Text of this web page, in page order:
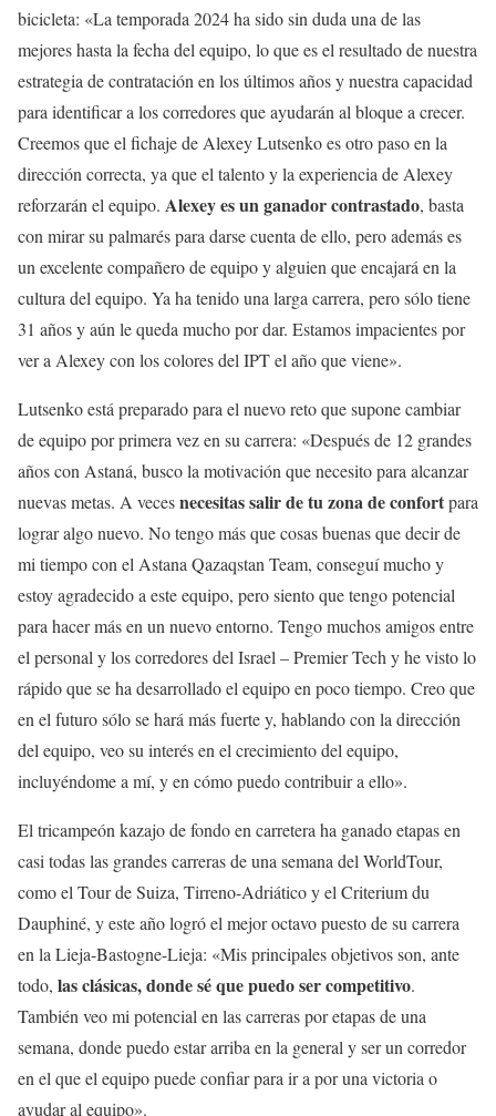
bicicleta: «La temporada 2024 ha sido sin duda una de las
mejores hasta la fecha del equipo, lo que es el resultado de nuestra
estrategia de contratación en los últimos años y nuestra capacidad
para identificar a los corredores que ayudarán al bloque a crecer.
Creemos que el fichaje de Alexey Lutsenko es otro paso en la
dirección correcta, ya que el talento y la experiencia de Alexey
reforzarán el equipo. Alexey es un ganador contrastado, basta
con mirar su palmarés para darse cuenta de ello, pero además es
un excelente compañero de equipo y alguien que encajará en la
cultura del equipo. Ya ha tenido una larga carrera, pero sólo tiene
31 años y aún le queda mucho por dar. Estamos impacientes por
ver a Alexey con los colores del IPT el año que viene».
Lutsenko está preparado para el nuevo reto que supone cambiar
de equipo por primera vez en su carrera: «Después de 12 grandes
años con Astaná, busco la motivación que necesito para alcanzar
nuevas metas. A vecesnecesitas salir de tu zona de confortpara
lograr algo nuevo. No tengo más que cosas buenas que decir de
mi tiempo con el Astana Qazaqstan Team, conseguí mucho y
estoy agradecido a este equipo, pero siento que tengo potencial
para hacer más en un nuevo entorno. Tengo muchos amigos entre
el personal y los corredores del Israel – Premier Tech y he visto lo
rápido que se ha desarrollado el equipo en poco tiempo. Creo que
en el futuro sólo se hará más fuerte y, hablando con la dirección
del equipo, veo su interés en el crecimiento del equipo,
incluyéndome a mí, y en cómo puedo contribuir a ello».
El tricampeón kazajo de fondo en carretera ha ganado etapas en
casi todas las grandes carreras de una semana del WorldTour,
como el Tour de Suiza, Tirreno-Adriático y el Criterium du
Dauphiné, y este año logró el mejor octavo puesto de su carrera
en la Lieja-Bastogne-Lieja: «Mis principales objetivos son, ante
todo, las clásicas, donde sé que puedo ser competitivo.
También veo mi potencial en las carreras por etapas de una
semana, donde puedo estar arriba en la general y ser un corredor
en el que el equipo puede confiar para ir a por una victoria o
ayudar al equipo».